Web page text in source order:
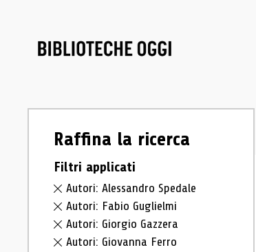
Raffina la ricerca
Filtri applicati
Autori: Alessandro Spedale
Autori: Fabio Guglielmi
Autori: Giorgio Gazzera
Autori: Giovanna Ferro